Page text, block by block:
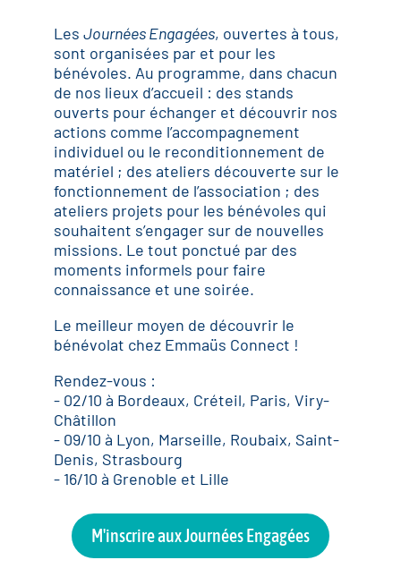
Les Journées Engagées, ouvertes à tous,
sont organisées par et pour les
bénévoles. Au programme, dans chacun
de nos lieux d’accueil : des stands
ouverts pour échanger et découvrir nos
actions comme l’accompagnement
individuel ou le reconditionnement de
matériel ; des ateliers découverte sur le
fonctionnement de l’association ; des
ateliers projets pour les bénévoles qui
souhaitent s’engager sur de nouvelles
missions. Le tout ponctué par des
moments informels pour faire
connaissance et une soirée.
Le meilleur moyen de découvrir le
bénévolat chez Emmaüs Connect !
Rendez-vous :
- 02/10 à Bordeaux, Créteil, Paris, Viry-
Châtillon
- 09/10 à Lyon, Marseille, Roubaix, Saint-
Denis, Strasbourg
- 16/10 à Grenoble et Lille
M'inscrire aux Journées Engagées